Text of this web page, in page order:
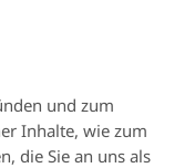
und zum
Inhalte, wie zum
die Sie an uns als